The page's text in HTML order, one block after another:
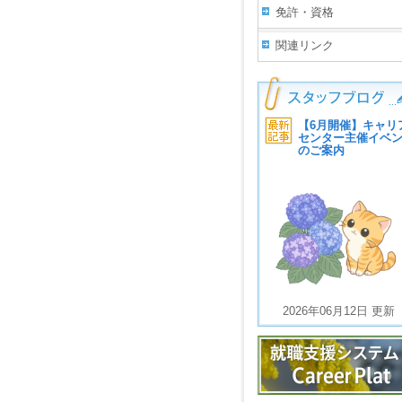
免許・資格
関連リンク
【6月開催】キャリ
センター主催イベ
のご案内
2026年06月12日 更新